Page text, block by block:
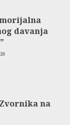
davanja
na